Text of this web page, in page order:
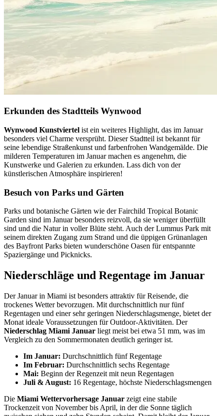
Erkunden des Stadtteils Wynwood
Wynwood Kunstviertel ist ein weiteres Highlight, das im Januar
besonders viel Charme versprüht. Dieser Stadtteil ist bekannt für
seine lebendige Straßenkunst und farbenfrohen Wandgemälde. Die
milderen Temperaturen im Januar machen es angenehm, die
Kunstwerke und Galerien zu erkunden. Lass dich von der
künstlerischen Atmosphäre inspirieren!
Besuch von Parks und Gärten
Parks und botanische Gärten wie der Fairchild Tropical Botanic
Garden sind im Januar besonders reizvoll, da sie weniger überfüllt
sind und die Natur in voller Blüte steht. Auch der Lummus Park mit
seinem direkten Zugang zum Strand und die üppigen Grünanlagen
des Bayfront Parks bieten wunderschöne Oasen für entspannte
Spaziergänge und Picknicks.
Niederschläge und Regentage im Januar
Der Januar in Miami ist besonders attraktiv für Reisende, die
trockenes Wetter bevorzugen. Mit durchschnittlich nur fünf
Regentagen und einer sehr geringen Niederschlagsmenge, bietet der
Monat ideale Voraussetzungen für Outdoor-Aktivitäten. Der
Niederschlag Miami Januar liegt meist bei etwa 51 mm, was im
Vergleich zu den Sommermonaten deutlich geringer ist.
Im Januar: Durchschnittlich fünf Regentage
Im Februar: Durchschnittlich sechs Regentage
Mai: Beginn der Regenzeit mit neun Regentagen
Juli & August: 16 Regentage, höchste Niederschlagsmengen
Die Miami Wettervorhersage Januar zeigt eine stabile
Trockenzeit von November bis April, in der die Sonne täglich